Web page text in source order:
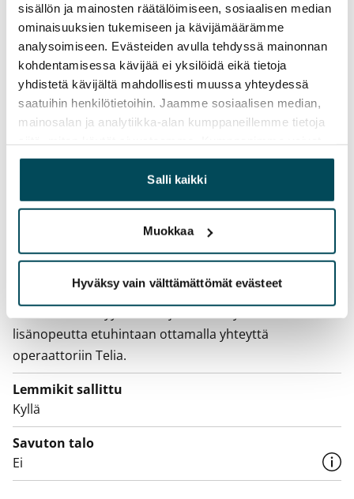
sisällön ja mainosten räätälöimiseen, sosiaalisen median
ominaisuuksien tukemiseen ja kävijämäärämme
analysoimiseen. Evästeiden avulla tehdyssä mainonnan
kohdentamisessa kävijää ei yksilöidä eikä tietoja
yhdistetä kävijältä mahdollisesti muussa yhteydessä
saatuihin henkilötietoihin. Jaamme sosiaalisen median,
mainosalan ja analytiikka-alan kumppaneillemme tietoja
yhdistää näitä tietoja muihin tietoihin, joita olet antanut
heille tai joita on kerätty, kun olet käyttänyt heidän
palvelujaan.
Salli kaikki
Muokkaa
Hyväksy vain välttämättömät evästeet
12 kk
Irtisanomis­mahdollisuus
12 kk vuokrasopimuksesta tai sopimussakolla
aiemmin
Kotivakuutus
27 €/hlö/kk
Vuokralainen solmii itse sähkösopimuksen.
Laajakaista
lisänopeutta etuhintaan ottamalla yhteyttä
operaattoriin Telia.
Lemmikit sallittu
Kyllä
Savuton talo
Ei